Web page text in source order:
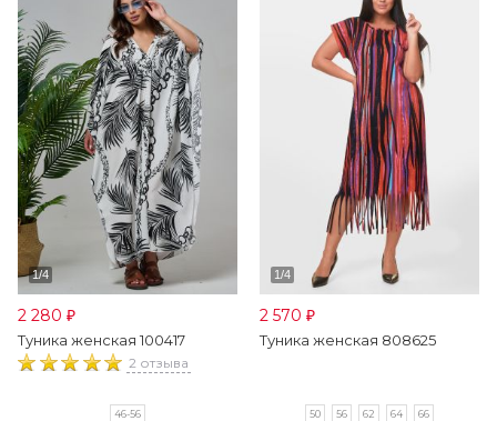
2 280 ₽
Туника женская 100417
2 отзыва
46-56
2 570 ₽
Туника женская 808625
50 56 62 64 66